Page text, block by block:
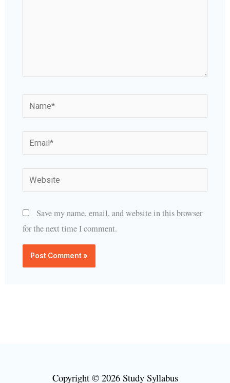
Name*
Email*
Website
Save my name, email, and website in this browser
for the next time I comment.
Copyright © 2026 Study Syllabus